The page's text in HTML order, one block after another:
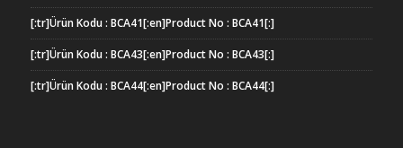
[:tr]Ürün Kodu : BCA41[:en]Product No : BCA41[:]
[:tr]Ürün Kodu : BCA43[:en]Product No : BCA43[:]
[:tr]Ürün Kodu : BCA44[:en]Product No : BCA44[:]